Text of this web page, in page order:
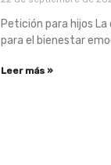
Petición para hijos
para el bienestar
Leer más »